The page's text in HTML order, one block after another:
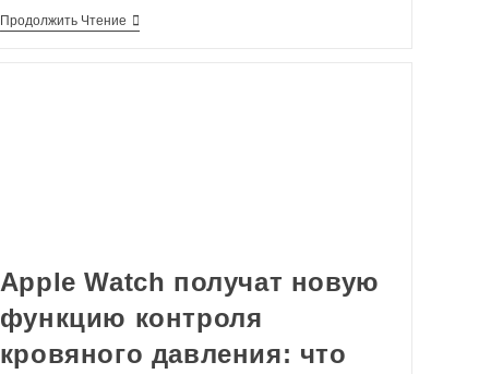
Продолжить Чтение
Apple Watch получат новую
функцию контроля
кровяного давления: что